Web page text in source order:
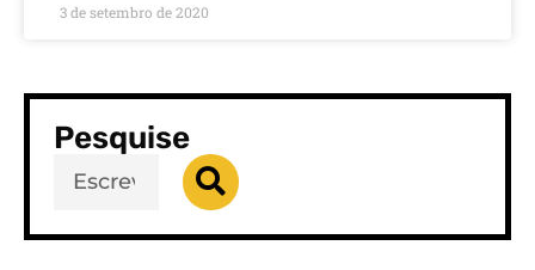
3 de setembro de 2020
Pesquise